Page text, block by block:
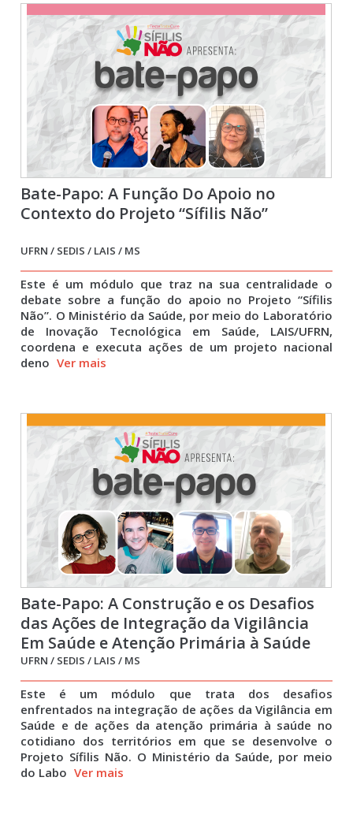
Bate-Papo: A Função Do Apoio no
Contexto do Projeto “Sífilis Não”
UFRN / SEDIS / LAIS / MS
Este é um módulo que traz na sua centralidade o
debate sobre a função do apoio no Projeto “Sífilis
Não”. O Ministério da Saúde, por meio do Laboratório
de Inovação Tecnológica em Saúde, LAIS/UFRN,
coordena e executa ações de um projeto nacional
deno Ver mais
Bate-Papo: A Construção e os Desafios
das Ações de Integração da Vigilância
Em Saúde e Atenção Primária à Saúde
UFRN / SEDIS / LAIS / MS
Este é um módulo que trata dos desafios
enfrentados na integração de ações da Vigilância em
Saúde e de ações da atenção primária à saúde no
cotidiano dos territórios em que se desenvolve o
Projeto Sífilis Não. O Ministério da Saúde, por meio
do Labo Ver mais